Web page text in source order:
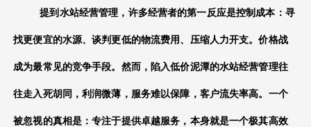
提到 水站经营管理 ，许多经营者的第一反应是控制成本：寻
找更便宜的水源、谈判更低的物流费用、压缩人力开支。价格战
成为最常见的竞争手段。然而，陷入低价泥潭的水站经营管理往
往走入死胡同，利润微薄，服务难以保障，客户流失率高。一个
被忽视的真相是：专注于提供卓越服务，本身就是一个极其高效